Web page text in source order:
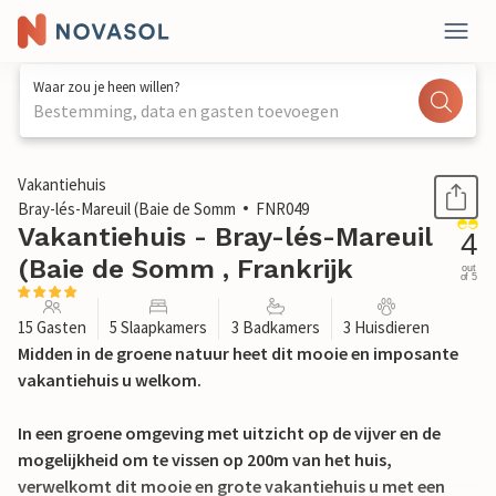
Waar zou je heen willen?
Bestemming, data en gasten toevoegen
1 / 25
Vakantiehuis
Bray-lés-Mareuil (Baie de Somm
FNR049
Vakantiehuis - Bray-lés-Mareuil
(Baie de Somm , Frankrijk
4
out
of 5
15 Gasten 5 Slaapkamers 3 Badkamers 3 Huisdieren
Midden in de groene natuur heet dit mooie en imposante
vakantiehuis u welkom.
In een groene omgeving met uitzicht op de vijver en de
mogelijkheid om te vissen op 200m van het huis,
verwelkomt dit mooie en grote vakantiehuis u met een